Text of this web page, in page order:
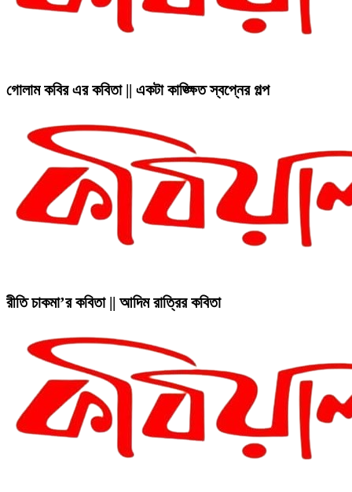
গোলাম কবির এর কবিতা || একটা কাঙ্ক্ষিত স্বপ্নের গল্প
রীতি চাকমা’র কবিতা || আদিম রাত্রির কবিতা